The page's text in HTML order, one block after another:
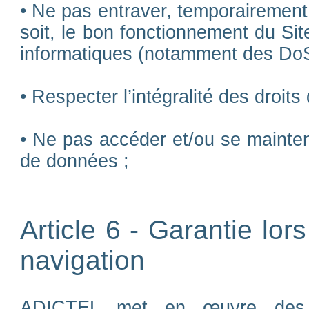
• Ne pas entraver,
soit, le bon fonctionnement du
informatiques (notamment des
• Respecter l’intégralité des
• Ne pas accéder et/ou se
de données ;
Article 6 - Garantie
navigation